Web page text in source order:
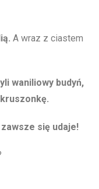
A wraz z ciastem
waniliowy budyń,
się udaje!